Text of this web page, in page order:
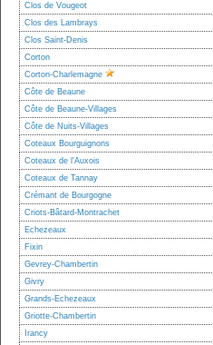
Clos de Vougeot
Clos des Lambrays
Clos Saint-Denis
Corton
Corton-Charlemagne
Côte de Beaune
Côte de Beaune-Villages
Côte de Nuits-Villages
Coteaux Bourguignons
Coteaux de l'Auxois
Coteaux de Tannay
Crémant de Bourgogne
Criots-Bâtard-Montrachet
Echezeaux
Fixin
Gevrey-Chambertin
Givry
Grands-Echezeaux
Griotte-Chambertin
Irancy